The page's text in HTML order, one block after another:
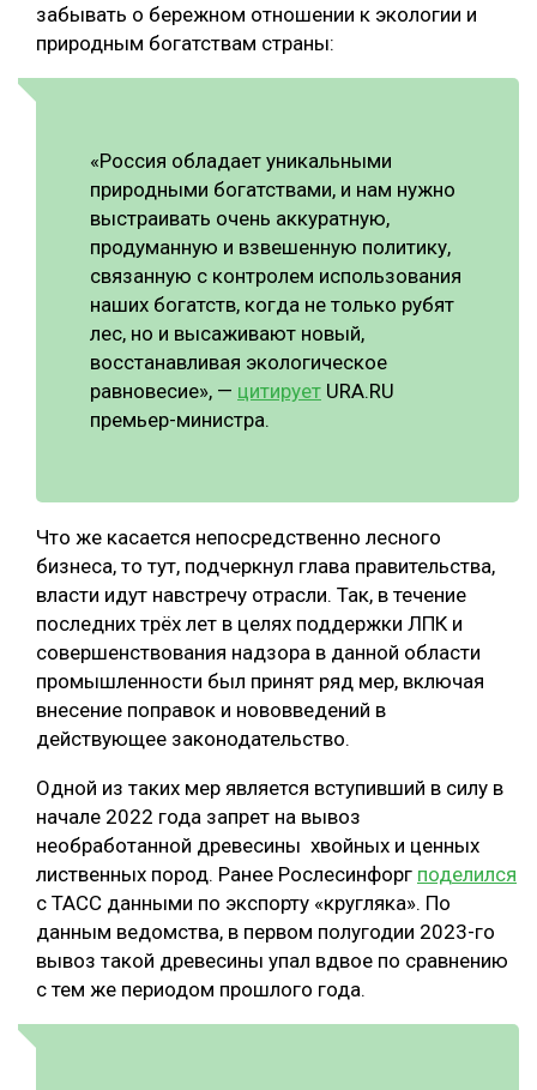
забывать о бережном отношении к экологии и
природным богатствам страны:
«Россия обладает уникальными
природными богатствами, и нам нужно
выстраивать очень аккуратную,
продуманную и взвешенную политику,
связанную с контролем использования
наших богатств, когда не только рубят
лес, но и высаживают новый,
восстанавливая экологическое
равновесие», — цитирует URA.RU
премьер-министра.
Что же касается непосредственно лесного
бизнеса, то тут, подчеркнул глава правительства,
власти идут навстречу отрасли. Так, в течение
последних трёх лет в целях поддержки ЛПК и
совершенствования надзора в данной области
промышленности был принят ряд мер, включая
внесение поправок и нововведений в
действующее законодательство.
Одной из таких мер является вступивший в силу в
начале 2022 года запрет на вывоз
необработанной древесины хвойных и ценных
лиственных пород. Ранее Рослесинфорг поделился
с ТАСС данными по экспорту «кругляка». По
данным ведомства, в первом полугодии 2023-го
вывоз такой древесины упал вдвое по сравнению
с тем же периодом прошлого года.